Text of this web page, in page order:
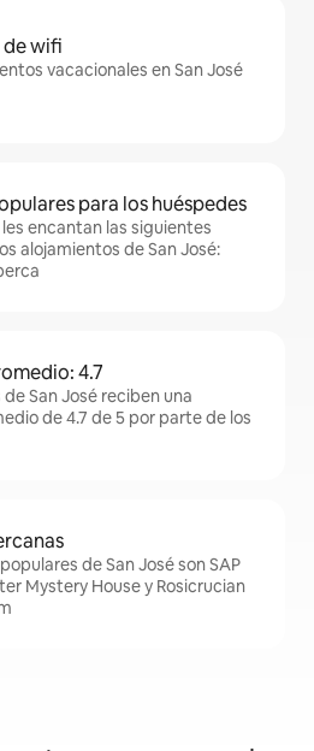
wifi
vacacionales en San José
para los huéspedes
encantan las siguientes
alojamientos de San José:
4.7
San José reciben una
de 4.7 de 5 por parte de los
de San José son SAP
Mystery House y Rosicrucian